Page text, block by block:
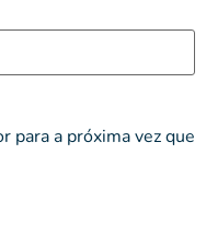
para a próxima vez que